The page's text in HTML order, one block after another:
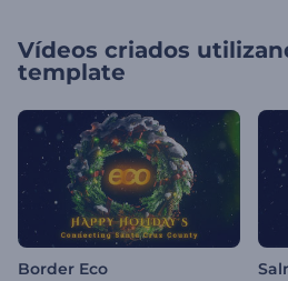
Vídeos criados
template
Border Eco